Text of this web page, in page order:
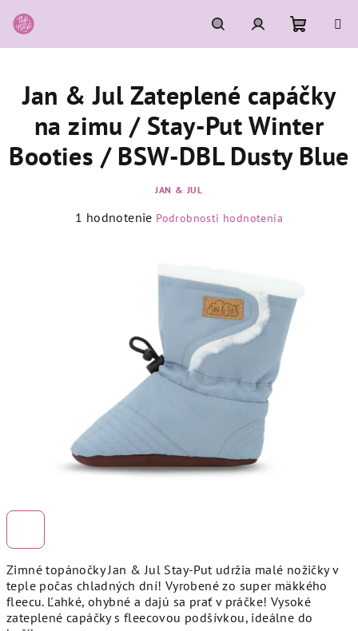
na
obsah
HľadaťPrihlásenie
košík
Zimné topánočky Jan & Jul Stay-Put udržia malé nožičky v
teple počas chladných dní! Vyrobené zo super mäkkého
fleecu. Ľahké, ohybné a dajú sa prať v práčke! Vysoké
zateplené capáčky s fleecovou podšívkou, ideálne do
Jan & Jul Zateplené capáčky
na zimu / Stay-Put Winter
Booties / BSW-DBL Dusty Blue
JAN & JUL
Priemerné
1 hodnotenie Podrobnosti hodnotenia